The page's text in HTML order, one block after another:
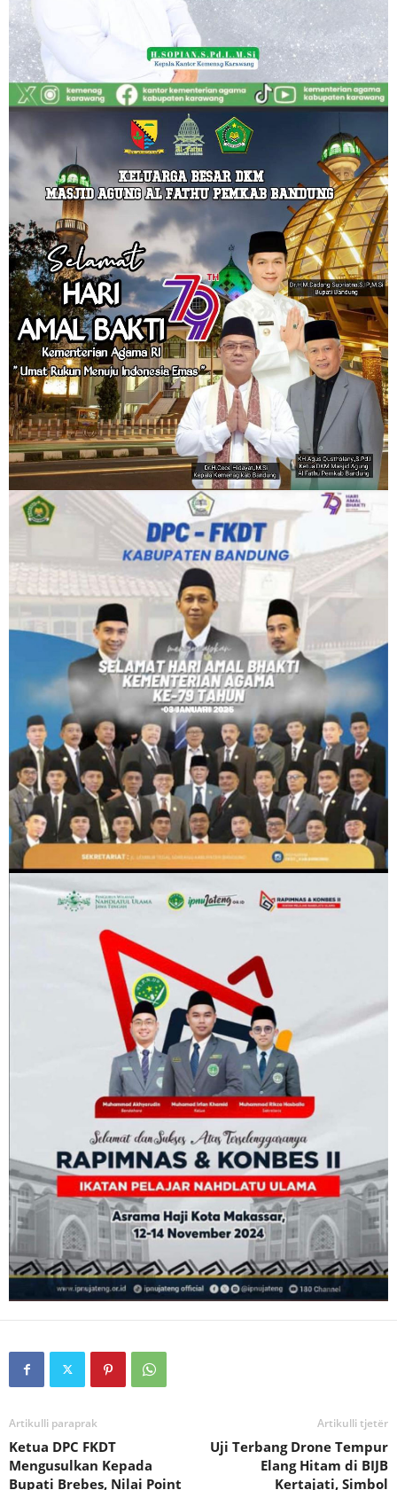
Artikulli paraprak
Ketua DPC FKDT
Mengusulkan Kepada
Bupati Brebes, Nilai Point
Artikulli tjetër
Uji Terbang Drone Tempur
Elang Hitam di BIJB
Kertajati, Simbol